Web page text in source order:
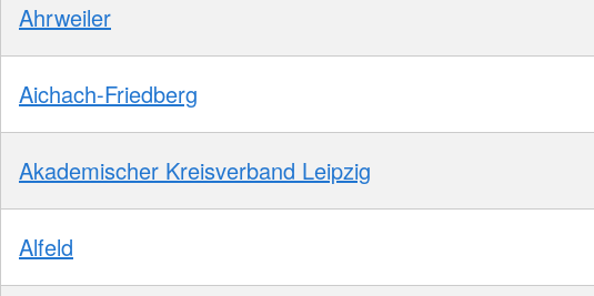
Ahrweiler
Aichach-Friedberg
Akademischer Kreisverband Leipzig
Alfeld